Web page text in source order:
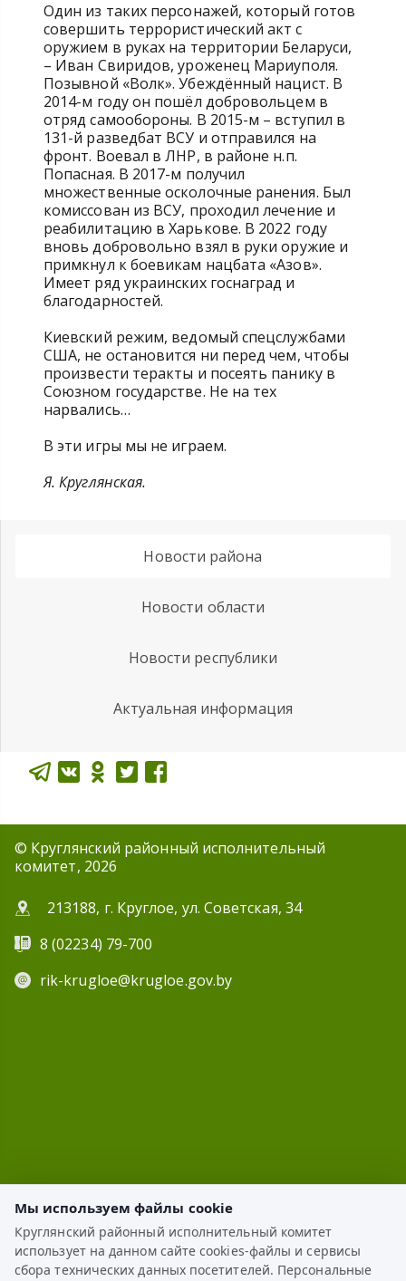
Один из таких персонажей, который готов
совершить террористический акт с
оружием в руках на территории Беларуси,
– Иван Свиридов, уроженец Мариуполя.
Позывной «Волк». Убеждённый нацист. В
2014-м году он пошёл добровольцем в
отряд самообороны. В 2015-м – вступил в
131-й разведбат ВСУ и отправился на
фронт. Воевал в ЛНР, в районе н.п.
Попасная. В 2017-м получил
множественные осколочные ранения. Был
комиссован из ВСУ, проходил лечение и
реабилитацию в Харькове. В 2022 году
вновь добровольно взял в руки оружие и
примкнул к боевикам нацбата «Азов».
Имеет ряд украинских госнаград и
благодарностей.
Киевский режим, ведомый спецслужбами
США, не остановится ни перед чем, чтобы
произвести теракты и посеять панику в
Союзном государстве. Не на тех
нарвались…
В эти игры мы не играем.
Я. Круглянская.
Новости района
Новости области
Новости республики
Актуальная информация
© Круглянский районный исполнительный
комитет, 2026
213188, г. Круглое, ул. Советская, 34
8 (02234) 79-700
rik-krugloe@krugloe.gov.by
ЭЛЕКТРОННОЕ ОБРАЩЕНИЕ
Мы используем файлы cookie
Круглянский районный исполнительный комитет
использует на данном сайте cookies-файлы и сервисы
сбора технических данных посетителей. Персональные